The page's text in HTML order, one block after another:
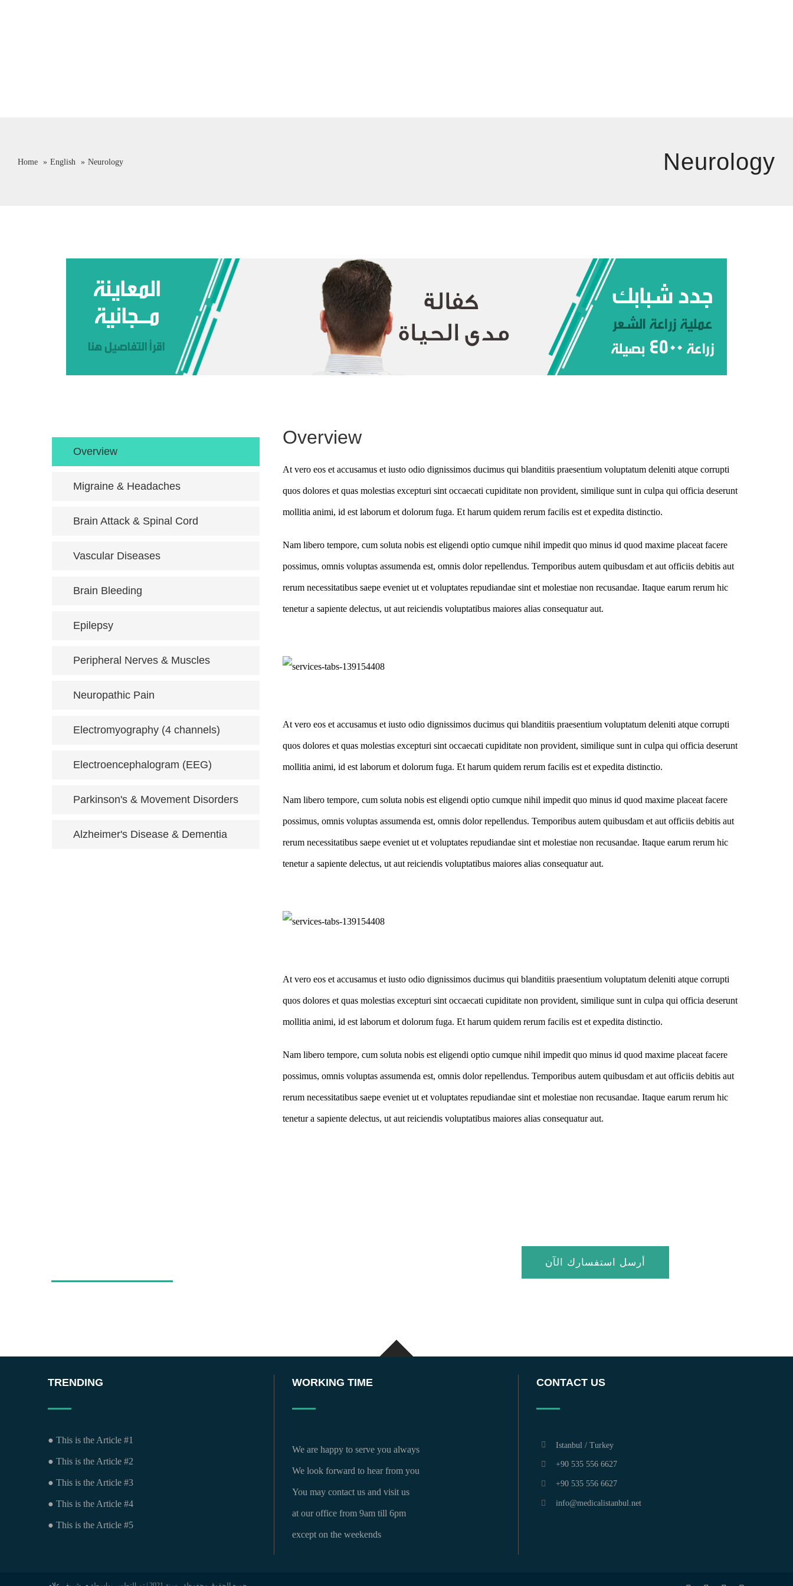
Neurology
Home English Neurology
Overview
Migraine & Headaches
Brain Attack & Spinal Cord
Vascular Diseases
Brain Bleeding
Epilepsy
Peripheral Nerves & Muscles
Neuropathic Pain
Electromyography (4 channels)
Electroencephalogram (EEG)
Parkinson's & Movement Disorders
Alzheimer's Disease & Dementia
Overview
At vero eos et accusamus et iusto odio dignissimos ducimus qui blanditiis praesentium voluptatum deleniti atque corrupti
quos dolores et quas molestias excepturi sint occaecati cupiditate non provident, similique sunt in culpa qui officia deserunt
mollitia animi, id est laborum et dolorum fuga. Et harum quidem rerum facilis est et expedita distinctio.
Nam libero tempore, cum soluta nobis est eligendi optio cumque nihil impedit quo minus id quod maxime placeat facere
possimus, omnis voluptas assumenda est, omnis dolor repellendus. Temporibus autem quibusdam et aut officiis debitis aut
rerum necessitatibus saepe eveniet ut et voluptates repudiandae sint et molestiae non recusandae. Itaque earum rerum hic
tenetur a sapiente delectus, ut aut reiciendis voluptatibus maiores alias consequatur aut.
At vero eos et accusamus et iusto odio dignissimos ducimus qui blanditiis praesentium voluptatum deleniti atque corrupti
quos dolores et quas molestias excepturi sint occaecati cupiditate non provident, similique sunt in culpa qui officia deserunt
mollitia animi, id est laborum et dolorum fuga. Et harum quidem rerum facilis est et expedita distinctio.
Nam libero tempore, cum soluta nobis est eligendi optio cumque nihil impedit quo minus id quod maxime placeat facere
possimus, omnis voluptas assumenda est, omnis dolor repellendus. Temporibus autem quibusdam et aut officiis debitis aut
rerum necessitatibus saepe eveniet ut et voluptates repudiandae sint et molestiae non recusandae. Itaque earum rerum hic
tenetur a sapiente delectus, ut aut reiciendis voluptatibus maiores alias consequatur aut.
At vero eos et accusamus et iusto odio dignissimos ducimus qui blanditiis praesentium voluptatum deleniti atque corrupti
quos dolores et quas molestias excepturi sint occaecati cupiditate non provident, similique sunt in culpa qui officia deserunt
mollitia animi, id est laborum et dolorum fuga. Et harum quidem rerum facilis est et expedita distinctio.
Nam libero tempore, cum soluta nobis est eligendi optio cumque nihil impedit quo minus id quod maxime placeat facere
possimus, omnis voluptas assumenda est, omnis dolor repellendus. Temporibus autem quibusdam et aut officiis debitis aut
rerum necessitatibus saepe eveniet ut et voluptates repudiandae sint et molestiae non recusandae. Itaque earum rerum hic
tenetur a sapiente delectus, ut aut reiciendis voluptatibus maiores alias consequatur aut.
أرسل استفسارك الآن
TRENDING
● This is the Article #1
● This is the Article #2
● This is the Article #3
● This is the Article #4
● This is the Article #5
WORKING TIME
We are happy to serve you always
We look forward to hear from you
You may contact us and visit us
at our office from 9am till 6pm
except on the weekends
CONTACT US
Istanbul / Turkey
+90 535 556 6627
+90 535 556 6627
info@medicalistanbul.net